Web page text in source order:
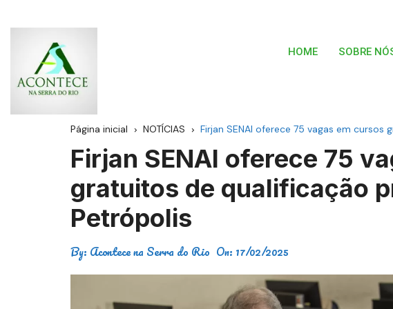
HOME SOBRE
Página inicial NOTÍCIAS Firjan SENAI oferece 75 vagas em
Firjan SENAI oferece 75
gratuitos de qualificação
Petrópolis
By: Acontece na Serra do Rio On: 17/02/2025